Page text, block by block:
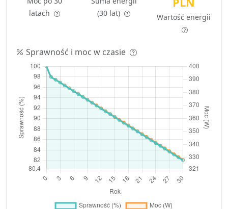
latach
(30 lat)
Wartość energii
Sprawność i moc w czasie